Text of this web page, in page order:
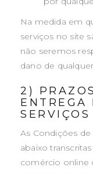
Na medida em
serviços no site
não seremos
dano de
2)
ENTREGA
As Condições
abaixo
comércio online